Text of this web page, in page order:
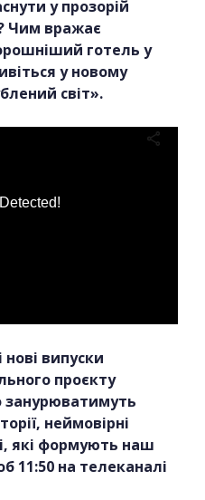
у прозорій
Чим вражає
готель у
у новому
світ».
випуски
проєкту
занурюватимуть
неймовірні
які формують наш
11:50 на телеканалі